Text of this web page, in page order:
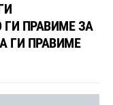
ПРАВИМЕ ЗА
ГИ ПРАВИМЕ